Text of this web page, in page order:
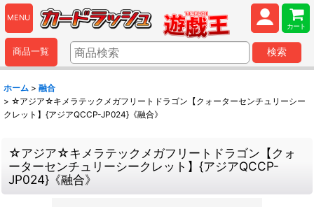
MENU
カート
商品一覧 検索
ホーム > 融合
> ☆アジア☆キメラテックメガフリートドラゴン【クォーターセンチュリーシー
クレット】{アジアQCCP-JP024}《融合》
☆アジア☆キメラテックメガフリートドラゴン【クォ
ーターセンチュリーシークレット】{アジアQCCP-
JP024}《融合》